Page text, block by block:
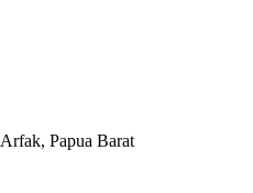
Papua Barat